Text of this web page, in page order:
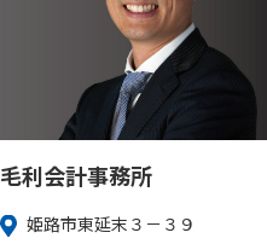
毛利会計事務所
姫路市東延末３－３９